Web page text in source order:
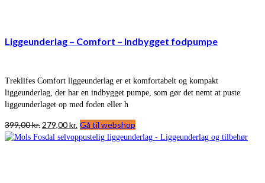
Liggeunderlag – Comfort – Indbygget fodpumpe
Treklifes Comfort liggeunderlag er et komfortabelt og kompakt
liggeunderlag, der har en indbygget pumpe, som gør det nemt at puste
liggeunderlaget op med foden eller h
399,00kr. Den
oprindelige
279,00kr. Den
aktuelle
Gå til webshop